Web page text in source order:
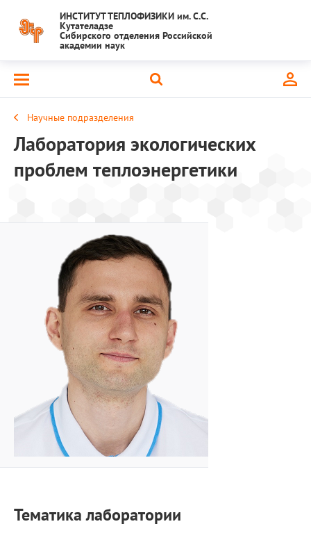
ИНСТИТУТ ТЕПЛОФИЗИКИ им. С.С.
Кутателадзе
Сибирского отделения Российской
академии наук
Научные подразделения
Лаборатория экологических
проблем теплоэнергетики
Тематика лаборатории